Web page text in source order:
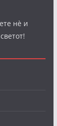
нè и